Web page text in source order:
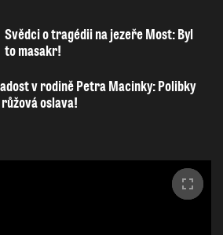
Svědci o tragédii na jezeře Most: Byl
to masakr!
v rodině Petra Macinky: Polibky
oslava!